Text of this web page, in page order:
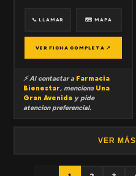
📞 LLAMAR 🗺 MAPA
VER FICHA COMPLETA ↗
⚡ Al contactar a Farmacia
Bienestar, menciona Una
Gran Avenida y pide
atencion preferencial.
VER